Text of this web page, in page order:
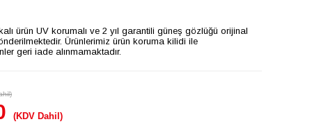
ürün UV korumalı ve 2 yıl garantili güneş gözlüğü orijinal
Ürünlerimiz ürün koruma kilidi ile
geri iade alınmamaktadır.
(KDV Dahil)